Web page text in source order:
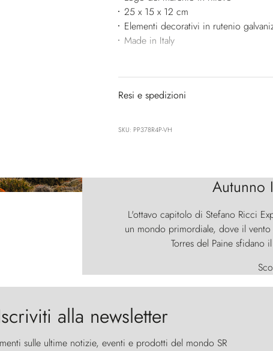
25 x 15 x 12 cm
Elementi decorativi in rutenio
Made in Italy
Resi e spedizioni
SKU: PP378R4P-VH
Autunno
L'ottavo capitolo di Stefano Ricci
un mondo primordiale, dove il
Torres del Paine sfidano
alla newsletter
sulle ultime notizie, eventi e prodotti del mondo SR